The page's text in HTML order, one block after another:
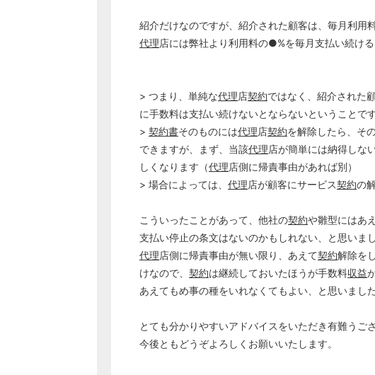
紹介だけなのですが、紹介された顧客は、毎月利用
代理店には弊社より利用料の●%を毎月支払い続ける
> つまり、単純な代理店契約ではなく、紹介された
に手数料は支払い続けないとならないということです
> 契約書そのものには代理店契約を解除したら、そ
できますが、まず、当該代理店が簡単には納得しな
しくなります（代理店側に帰責事由があれば別）
> 場合によっては、 代理店が顧客にサービス契約の
こういったことがあって、他社の契約や雛型にはあ
支払い停止の条文はないのかもしれない、と思いまし
代理店側に帰責事由が無い限り、あえて契約解除を
けなので、 契約は継続しておいたほうが手数料収益
あえてもめ事の種をいれなくてもよい、と思いました
とても分かりやすいアドバイスをいただき有難うご
今後ともどうぞよろしくお願いいたします。